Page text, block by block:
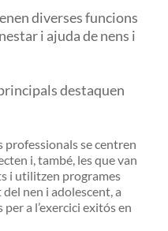
diverses funcions
i ajuda de nens i
destaquen
professionals se centren
i, també, les que van
i utilitzen programes
nen i adolescent, a
a l’exercici exitós en